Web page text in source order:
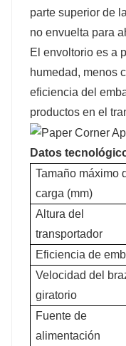
parte superior de
no envuelta para
El envoltorio es a
humedad, menos
eficiencia del
productos en el
Datos
Tamaño máximo
carga (mm)
Altura del
transportador
Eficiencia de
Velocidad del
giratorio
Fuente de
alimentación